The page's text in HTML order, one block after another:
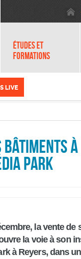
ÉTUDES ET
FORMATIONS
LIVE
bâtiments
Park
la vente
la voie à son
à Reyers, dans